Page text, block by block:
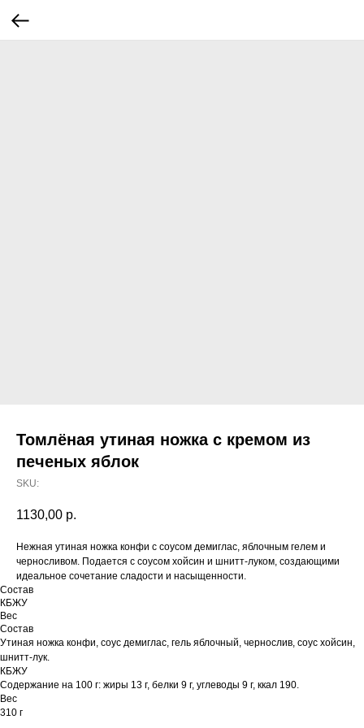
Томлёная утиная ножка с кремом из
печеных яблок
SKU:
1130,00 р.
Нежная утиная ножка конфи с соусом демиглас, яблочным гелем и
черносливом. Подается с соусом хойсин и шнитт-луком, создающими
идеальное сочетание сладости и насыщенности.
Состав
КБЖУ
Вес
Состав
Утиная ножка конфи, соус демиглас, гель яблочный, чернослив, соус хойсин,
шнитт-лук.
КБЖУ
Содержание на 100 г: жиры 13 г, белки 9 г, углеводы 9 г, ккал 190.
Вес
310 г